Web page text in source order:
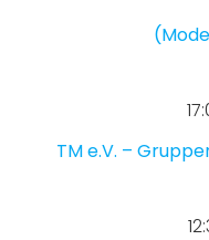
TM e.V. –